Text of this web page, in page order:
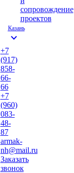
сопровождение
проектов
Казань
expand_more
+7
(917)
858-
66-
66
+7
(960)
083-
48-
87
armak-
nh@mail.ru
Заказать
звонок